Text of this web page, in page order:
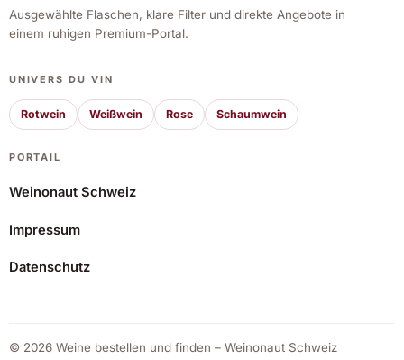
Ausgewählte Flaschen, klare Filter und direkte Angebote in
einem ruhigen Premium-Portal.
UNIVERS DU VIN
Rotwein Weißwein Rose Schaumwein
PORTAIL
Weinonaut Schweiz
Impressum
Datenschutz
© 2026 Weine bestellen und finden – Weinonaut Schweiz